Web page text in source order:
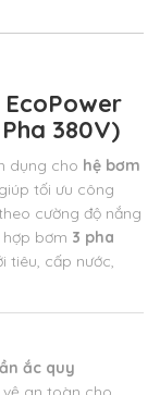
380V)
dụng cho hệ bơm
giúp tối ưu công
cường độ nắng
bơm 3 pha
tiêu, cấp nước,
ắc quy